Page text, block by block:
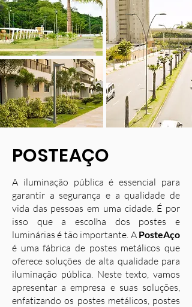
POSTEAÇO
A iluminação pública é essencial para
garantir a segurança e a qualidade de
vida das pessoas em uma cidade. É por
isso que a escolha dos postes e
luminárias é tão importante. A PosteAço
é uma fábrica de postes metálicos que
oferece soluções de alta qualidade para
iluminação pública. Neste texto, vamos
apresentar a empresa e suas soluções,
enfatizando os postes metálicos, postes